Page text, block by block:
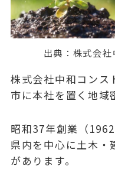
出典： 株式会
株式会社中和コンス
市に本社を置く地域
昭和37年創業（
県内を中心に土木・
があります。